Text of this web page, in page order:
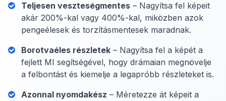
Teljesen veszteségmentes – Nagyítsa fel képeit
akár 200%-kal vagy 400%-kal, miközben azok
pengeélesek és torzításmentesek maradnak.
Borotvaéles részletek – Nagyítsa fel a képét a
fejlett MI segítségével, hogy drámaian megnövelje
a felbontást és kiemelje a legapróbb részleteket is.
Azonnal nyomdakész – Méretezze át képeit a